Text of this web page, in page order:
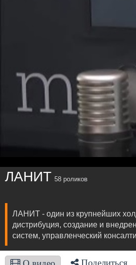
ЛАНИТ 58 роликов
ЛАНИТ - один из крупнейших
дистрибуция, создание и
систем, управленческий
Поделиться